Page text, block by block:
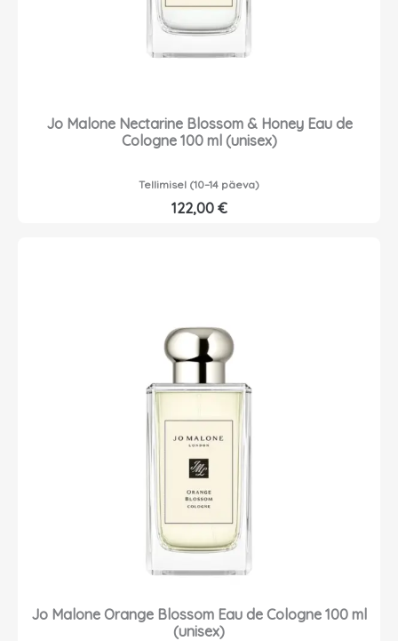
Jo Malone Nectarine Blossom & Honey Eau de
Cologne 100 ml (unisex)
Tellimisel (10–14 päeva)
122,00 €
Jo Malone Orange Blossom Eau de Cologne 100 ml
(unisex)